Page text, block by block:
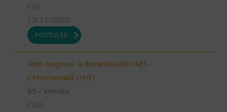
CDI
15/12/2025
POSTULER
Aide-soignant à domicile/AMP/AES -
L'Hermenault (H/F)
85 - Vendée
CDD